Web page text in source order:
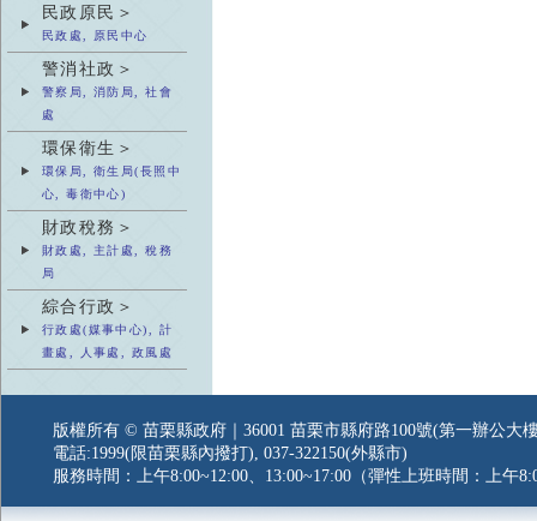
民政原民＞
民政處, 原民中心
警消社政＞
警察局, 消防局, 社會
處
環保衛生＞
環保局, 衛生局(長照中
心, 毒衛中心)
財政稅務＞
財政處, 主計處, 稅務
局
綜合行政＞
行政處(媒事中心), 計
畫處, 人事處, 政風處
版權所有 © 苗栗縣政府｜36001 苗栗市縣府路100號(第一辦公大
電話:1999(限苗栗縣內撥打), 037-322150(外縣市)
服務時間：上午8:00~12:00、13:00~17:00（彈性上班時間：上午